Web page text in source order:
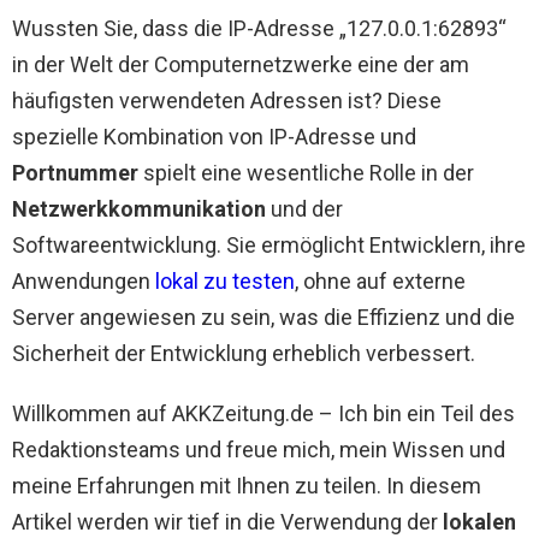
Wussten Sie, dass die IP-Adresse „127.0.0.1:62893“
in der Welt der Computernetzwerke eine der am
häufigsten verwendeten Adressen ist? Diese
spezielle Kombination von IP-Adresse und
Portnummer spielt eine wesentliche Rolle in der
Netzwerkkommunikation und der
Softwareentwicklung. Sie ermöglicht Entwicklern, ihre
Anwendungen lokal zu testen, ohne auf externe
Server angewiesen zu sein, was die Effizienz und die
Sicherheit der Entwicklung erheblich verbessert.
Willkommen auf AKKZeitung.de – Ich bin ein Teil des
Redaktionsteams und freue mich, mein Wissen und
meine Erfahrungen mit Ihnen zu teilen. In diesem
Artikel werden wir tief in die Verwendung der lokalen